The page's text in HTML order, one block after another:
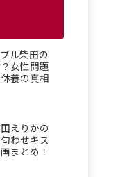
ル柴田の
女性問題
養の真相
えりかの
わせキス
まとめ！